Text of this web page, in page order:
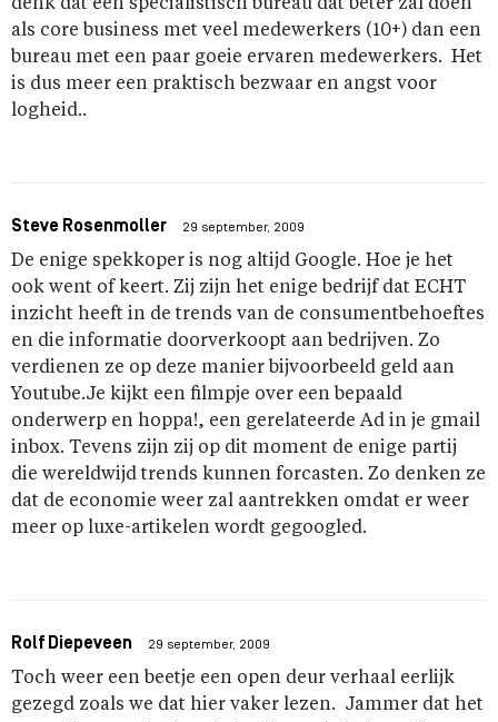
denk dat een specialistisch bureau dat beter zal doen
als core business met veel medewerkers (10+) dan een
bureau met een paar goeie ervaren medewerkers. Het
is dus meer een praktisch bezwaar en angst voor
logheid..
Steve Rosenmoller 29 september, 2009
De enige spekkoper is nog altijd Google. Hoe je het
ook went of keert. Zij zijn het enige bedrijf dat ECHT
inzicht heeft in de trends van de consumentbehoeftes
en die informatie doorverkoopt aan bedrijven. Zo
verdienen ze op deze manier bijvoorbeeld geld aan
Youtube.Je kijkt een filmpje over een bepaald
onderwerp en hoppa!, een gerelateerde Ad in je gmail
inbox. Tevens zijn zij op dit moment de enige partij
die wereldwijd trends kunnen forcasten. Zo denken ze
dat de economie weer zal aantrekken omdat er weer
meer op luxe-artikelen wordt gegoogled.
Rolf Diepeveen 29 september, 2009
Toch weer een beetje een open deur verhaal eerlijk
gezegd zoals we dat hier vaker lezen. Jammer dat het